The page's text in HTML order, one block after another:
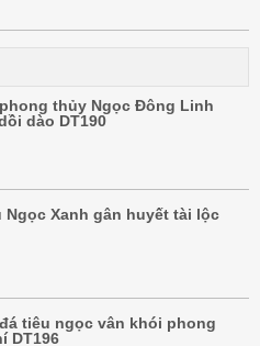
thủy Ngọc Đông Linh
dào DT190
Xanh gân huyết tài lộc
tiêu ngọc vân khói phong
DT196